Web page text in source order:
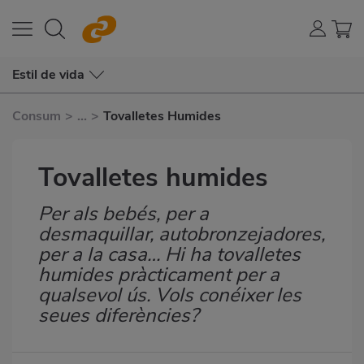
Estil de vida
Consum > ... > Tovalletes Humides
Tovalletes humides
Subtítulo
Per als bebés, per a
desmaquillar, autobronzejadores,
per a la casa… Hi ha tovalletes
humides pràcticament per a
qualsevol ús. Vols conéixer les
seues diferències?